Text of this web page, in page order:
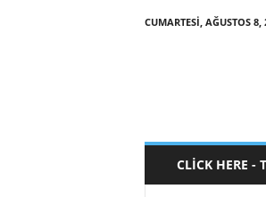
CUMARTESI, AĞUSTOS 8,
CLICK HERE -